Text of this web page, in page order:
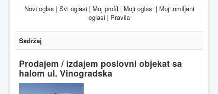
Novi oglas | Svi oglasi| Moj profil | Moji oglasi| Moji omiljeni
oglasi| Pravila
Sadržaj
Prodajem / izdajem poslovni objekat sa
halom ul. Vinogradska